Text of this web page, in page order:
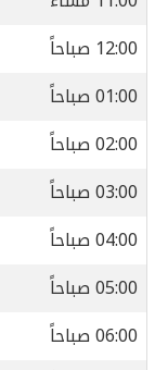
12:00 صباحاً
01:00 صباحاً
02:00 صباحاً
03:00 صباحاً
04:00 صباحاً
05:00 صباحاً
06:00 صباحاً